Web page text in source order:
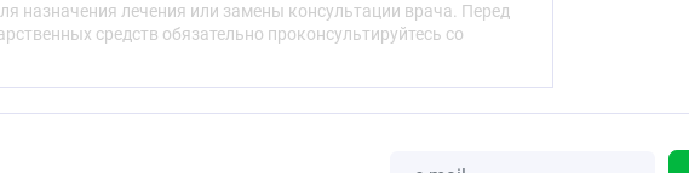
о случаях передозировки при применении
активный йод, хлор, щелочи, включая раствор
назначения лечения или замены консультации врача. Перед
средств обязательно проконсультируйтесь со